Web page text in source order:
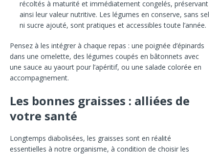
récoltés à maturité et immédiatement congelés, préservant
ainsi leur valeur nutritive. Les légumes en conserve, sans sel
ni sucre ajouté, sont pratiques et accessibles toute l’année.
Pensez à les intégrer à chaque repas : une poignée d’épinards
dans une omelette, des légumes coupés en bâtonnets avec
une sauce au yaourt pour l’apéritif, ou une salade colorée en
accompagnement.
Les bonnes graisses : alliées de
votre santé
Longtemps diabolisées, les graisses sont en réalité
essentielles à notre organisme, à condition de choisir les